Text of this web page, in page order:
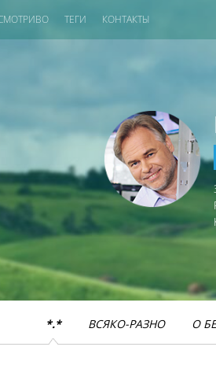
ТЕГИ КОНТАКТЫ
*.* ВСЯКО-РАЗНО О